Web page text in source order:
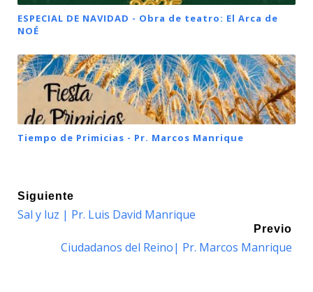
ESPECIAL DE NAVIDAD - Obra de teatro: El Arca de
NOÉ
Tiempo de Primicias - Pr. Marcos Manrique
Siguiente
Sal y luz | Pr. Luis David Manrique
Previo
Ciudadanos del Reino| Pr. Marcos Manrique